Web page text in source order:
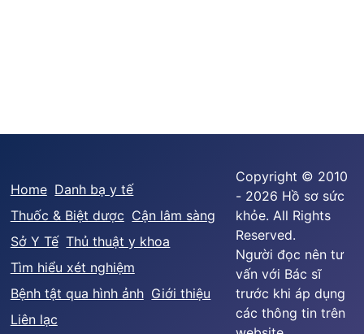
Home Danh bạ y tế
Thuốc & Biệt dược Cận lâm sàng
Sở Y Tế Thủ thuật y khoa
Tìm hiểu xét nghiệm
Bệnh tật qua hình ảnh Giới thiệu
Liên lạc
Copyright © 2010
- 2026 Hồ sơ sức
khỏe. All Rights
Reserved.
Người đọc nên tư
vấn với Bác sĩ
trước khi áp dụng
các thông tin trên